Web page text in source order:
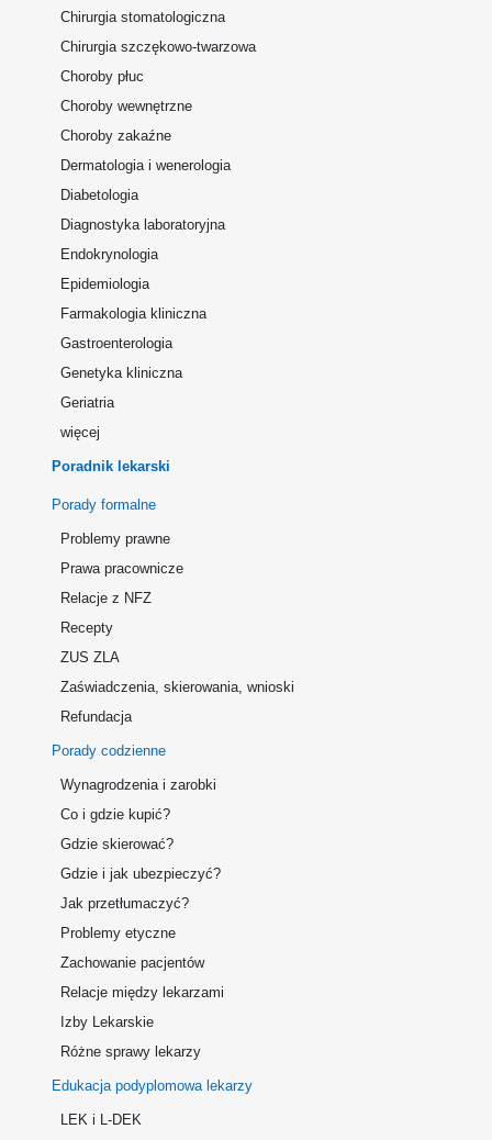
Chirurgia stomatologiczna
Chirurgia szczękowo-twarzowa
Choroby płuc
Choroby wewnętrzne
Choroby zakaźne
Dermatologia i wenerologia
Diabetologia
Diagnostyka laboratoryjna
Endokrynologia
Epidemiologia
Farmakologia kliniczna
Gastroenterologia
Genetyka kliniczna
Geriatria
więcej
Poradnik lekarski
Porady formalne
Problemy prawne
Prawa pracownicze
Relacje z NFZ
Recepty
ZUS ZLA
Zaświadczenia, skierowania, wnioski
Refundacja
Porady codzienne
Wynagrodzenia i zarobki
Co i gdzie kupić?
Gdzie skierować?
Gdzie i jak ubezpieczyć?
Jak przetłumaczyć?
Problemy etyczne
Zachowanie pacjentów
Relacje między lekarzami
Izby Lekarskie
Różne sprawy lekarzy
Edukacja podyplomowa lekarzy
LEK i L-DEK